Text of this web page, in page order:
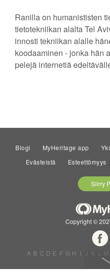
Ranilla on humanististen
tietotekniikan alalta Tel
innosti tekniikan alalle
koodaaminen - jonka hän
pelejä internetiä
Blogi MyHeritage app
Evästeistä
Esteettömyys
Siirry
Copyright ©
A B C D E F G H I J K L M